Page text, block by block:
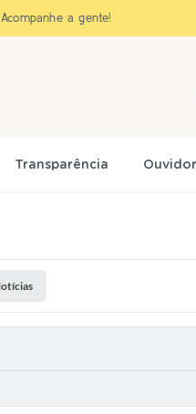
Acompanhe a gente!
Transparência